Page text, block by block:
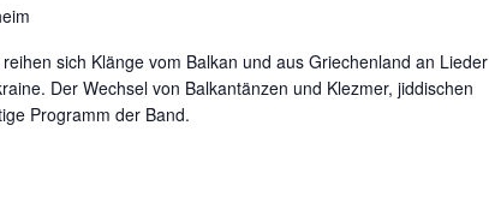
sich Klänge vom Balkan und aus Griechenland an Lieder
Der Wechsel von Balkantänzen und Klezmer, jiddischen
Programm der Band.